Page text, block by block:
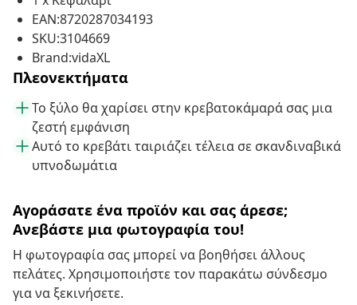
EAN:8720287034193
SKU:3104669
Brand:vidaXL
Πλεονεκτήματα
Το ξύλο θα χαρίσει στην κρεβατοκάμαρά σας μια
ζεστή εμφάνιση
Αυτό το κρεβάτι ταιριάζει τέλεια σε σκανδιναβικά
υπνοδωμάτια
Αγοράσατε ένα προϊόν και σας άρεσε;
Ανεβάστε μια φωτογραφία του!
Η φωτογραφία σας μπορεί να βοηθήσει άλλους
πελάτες. Χρησιμοποιήστε τον παρακάτω σύνδεσμο
για να ξεκινήσετε.